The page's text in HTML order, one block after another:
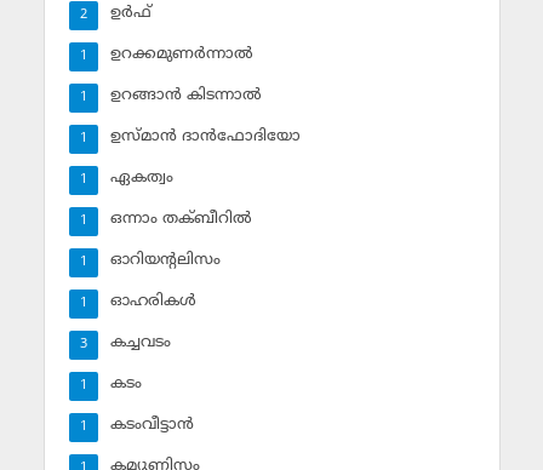
ഉര്‍ഫ്
2
ഉറക്കമുണര്‍ന്നാല്‍
1
ഉറങ്ങാന്‍ കിടന്നാല്‍
1
ഉസ്മാന്‍ ദാന്‍ഫോദിയോ
1
ഏകത്വം
1
ഒന്നാം തക്ബീറില്‍
1
ഓറിയന്റലിസം
1
ഓഹരികള്‍
1
കച്ചവടം
3
കടം
1
കടംവീട്ടാന്‍
1
കമ്യൂണിസം